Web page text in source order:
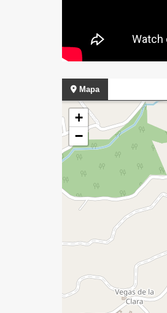
Mapa
+
−